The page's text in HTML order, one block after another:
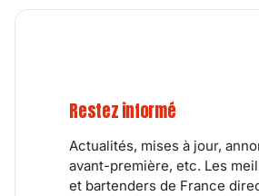
Restez informé
Actualités, mises à jour,
avant-première, etc. Les
et bartenders de France